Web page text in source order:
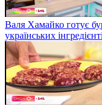
Валя Хамайко готує
українських